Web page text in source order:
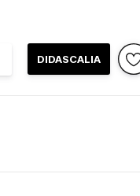
DIDASCALIA